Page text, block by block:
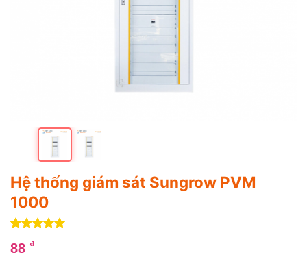
Hệ thống giám sát Sungrow PVM
1000
trên 5
dựa trên
88 ₫